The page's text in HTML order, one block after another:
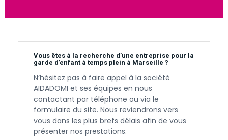
Vous êtes à la recherche d’une entreprise pour la
garde d’enfant à temps plein à Marseille ?
N’hésitez pas à faire appel à la société
AIDADOMI et ses équipes en nous
contactant par téléphone ou via le
formulaire du site. Nous reviendrons vers
vous dans les plus brefs délais afin de vous
présenter nos prestations.